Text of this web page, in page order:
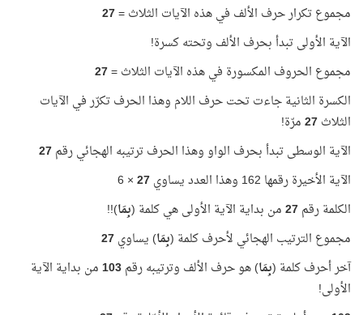
مجموع تكرار حرف الألف في هذه الآيات الثلاث =27
الآية الأولى تبدأ بحرف الألف وتحته كسرة!
مجموع الحروف المكسورة في هذه الآيات الثلاث =27
الكسرة الثانية جاءت تحت حرف اللام وهذا الحرف تكرّر في الآيات
الثلاث27مرّة!
الآية الوسطى تبدأ بحرف الواو وهذا الحرف ترتيبه الهجائي رقم27
الآية الأخيرة رقمها 162 وهذا العدد يساوي
27
× 6
الكلمة رقم27من بداية الآية الأولى هي كلمة (بِمَا)!!
مجموع الترتيب الهجائي لأحرف كلمة (بِمَا) يساوي27
آخر أحرف كلمة (بِمَا) هو حرف الألف وترتيبه رقم103من بداية الآية
الأولى!